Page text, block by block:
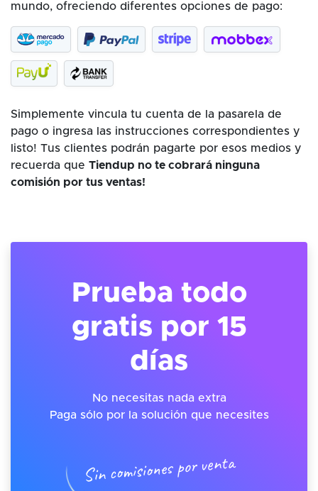
mundo, ofreciendo diferentes opciones de pago:
Simplemente vincula tu cuenta de la pasarela de
pago o ingresa las instrucciones correspondientes y
listo! Tus clientes podrán pagarte por esos medios y
recuerda que Tiendup no te cobrará ninguna
comisión por tus ventas!
Prueba todo
gratis por 15
días
No necesitas nada extra
Paga sólo por la solución que necesites
Sin comisiones por venta